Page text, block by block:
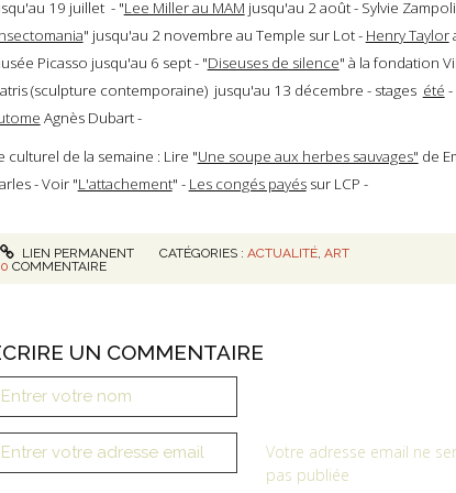
19 juillet - "Lee Miller au MAM jusqu'au 2 août - Sylvie
" jusqu'au 2 novembre au Temple sur Lot - Henry Taylor
Picasso jusqu'au 6 sept - "Diseuses de silence" à la fondation
(sculpture contemporaine) jusqu'au 13 décembre - stages été -
Agnès Dubart -
culturel de la semaine : Lire "Une soupe aux herbes sauvages" de
- Voir "L'attachement" - Les congés payéssur LCP -
LIEN PERMANENT CATÉGORIES :ACTUALITÉ ,ART
0 COMMENTAIRE
UN COMMENTAIRE
Votre adresse email ne
pas publiée